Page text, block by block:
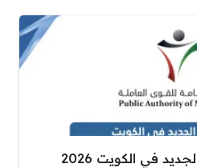
في الكويت 2026